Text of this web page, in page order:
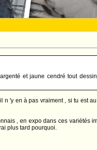
et jaune cendré tout
'y en à pas vraiment , si tu est
, en expo dans ces variétés
plus tard pourquoi.